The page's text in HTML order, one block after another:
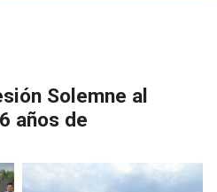
Solemne al
años de